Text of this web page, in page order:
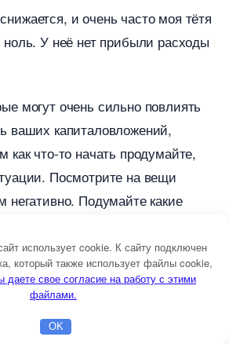
и очень часто моя тётя
ноль. У неё нет прибыли расходы
могут очень сильно повлиять
ваших капиталовложений,
как что-то начать продумайте,
Посмотрите на вещи
негативно. Подумайте какие
своих покупателей,
Составьте примерный план и
использует cookie. К сайту подключен
который также использует файлы cookie,
свое согласие на работу с этими
файлами.
OK